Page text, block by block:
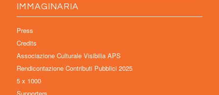
IMMAGINARIA
Press
Credits
Associazione Culturale Visibilia APS
Rendicontazione Contributi Pubblici 2025
5 x 1000